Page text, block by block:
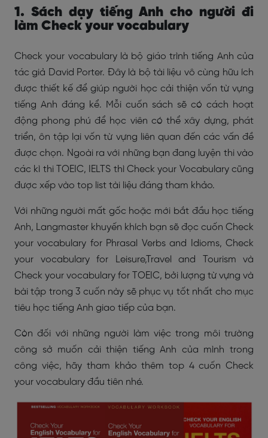
1. Sách dạy tiếng Anh cho người đi
làm Check your vocabulary
Check your vocabulary là bộ giáo trình tiếng Anh của
tác giả David Porter. Đây là bộ tài liệu vô cùng hữu ích
được thiết kế để giúp người học cải thiện vốn từ vựng
tiếng Anh đáng kể. Mỗi cuốn sách sẽ có cách hoạt
động phong phú để học viên có thể xây dựng, phát
triển, ôn tập lại vốn từ vựng liên quan đến các vấn đề
được chọn. Ngoài ra với những bạn đang luyện thi vào
các kì thi TOEIC, IELTS thì Check your Vocabulary cũng
được xếp vào top list tài liệu đáng tham khảo.
Với những người mất gốc hoặc mới bắt đầu học tiếng
Anh, Langmaster khuyến khích bạn sẽ đọc cuốn Check
your vocabulary for Phrasal Verbs and Idioms, Check
your vocabulary for Leisure,Travel and Tourism và
Check your vocabulary for TOEIC, bởi lượng từ vựng và
bài tập trong 3 cuốn này sẽ phục vụ tốt nhất cho mục
tiêu học tiếng Anh giao tiếp của bạn.
Còn đối với những người làm việc trong môi trường
công sở muốn cải thiện tiếng Anh của mình trong
công việc, hãy tham khảo thêm top 4 cuốn Check
your vocabulary đầu tiên nhé.